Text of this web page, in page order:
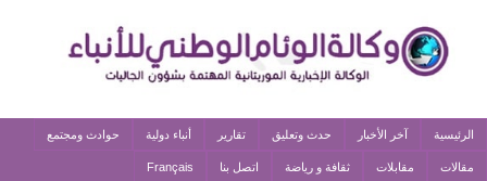
الرئيسية آخر الأخبار حدث وتعليق تقارير أنباء دولية حوادث ومجتمع
مقالات مقابلات ثقافة و رياضة اتصل بنا Français